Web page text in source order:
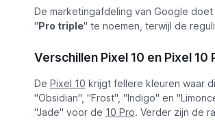
De marketingafdeling van Google
"Pro triple" te noemen, terwijl de
Verschillen Pixel 10 en Pixel 10
De Pixel 10 krijgt fellere kleuren waar
"Obsidian", "Frost", "Indigo" en
"Jade" voor de 10 Pro. Verder zijn de